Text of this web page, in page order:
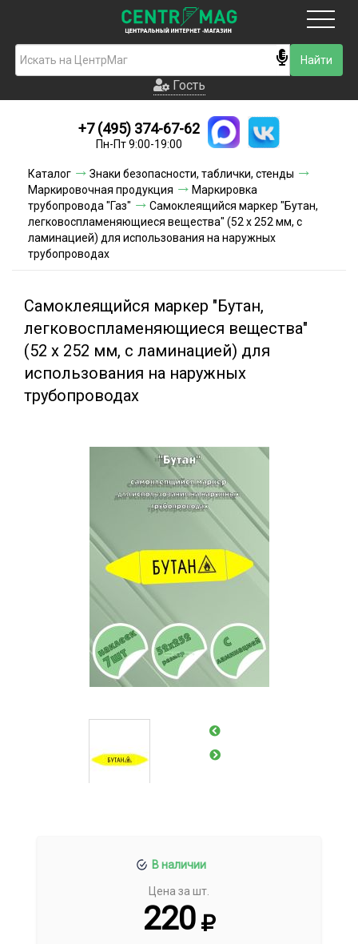
Гость
Новинки
Условия доставки
Условия оплаты
Контакты
Гость
+7 (495) 374-67-62
Пн-Пт 9:00-19:00
Каталог
Знаки безопасности, таблички, стенды
Маркировочная продукция
Маркировка
трубопровода "Газ"
Самоклеящийся маркер "Бутан,
легковоспламеняющиеся вещества" (52 х 252 мм, с
ламинацией) для использования на наружных
трубопроводах
Самоклеящийся маркер "Бутан,
легковоспламеняющиеся вещества"
(52 х 252 мм, с ламинацией) для
использования на наружных
трубопроводах
В наличии
Цена за шт.
220